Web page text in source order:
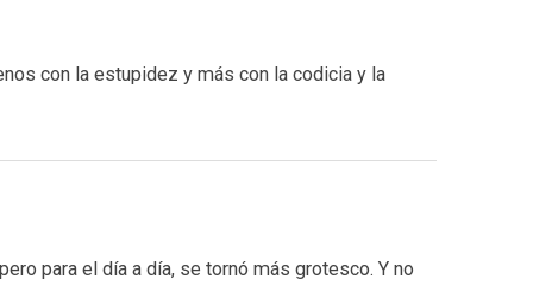
con la estupidez y más con la codicia y la
para el día a día, se tornó más grotesco. Y no